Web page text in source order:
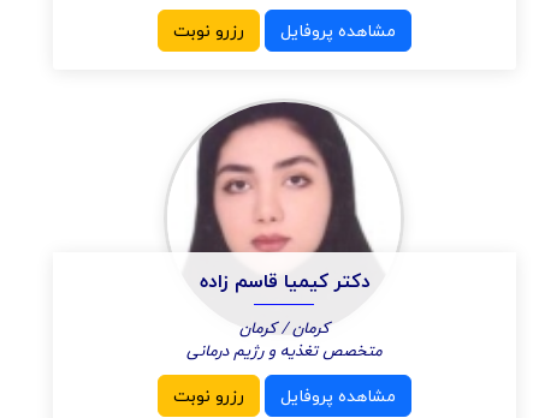
مشاهده پروفایل رزرو نوبت
دکتر کیمیا قاسم زاده
کرمان / کرمان
متخصص تغذیه و رژیم درمانی
مشاهده پروفایل رزرو نوبت